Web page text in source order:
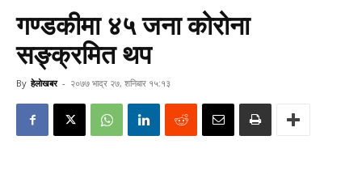
गण्डकीमा ४५ जना कोरोना
सङ्क्रमित थप
By हेलाेखबर - २०७७ भाद्र २७, शनिबार १५:१३